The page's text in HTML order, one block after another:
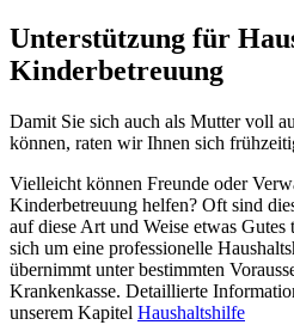
Unterstützung für
Kinderbetreuung
Damit Sie sich auch als Mutter voll
können, raten wir Ihnen sich
Vielleicht können Freunde oder
Kinderbetreuung helfen? Oft sind
auf diese Art und Weise etwas
sich um eine professionelle
übernimmt unter bestimmten
Krankenkasse. Detaillierte
unserem Kapitel Haushaltshilfe